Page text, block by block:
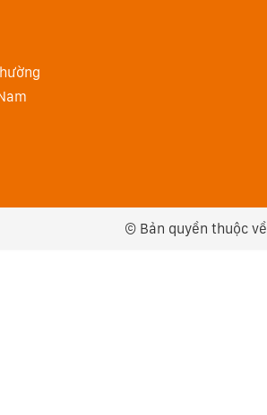
© Bản quyền thuộc về